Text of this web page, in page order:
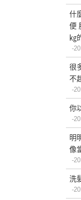
什
便
㎏
很
不
你
明
像
洗